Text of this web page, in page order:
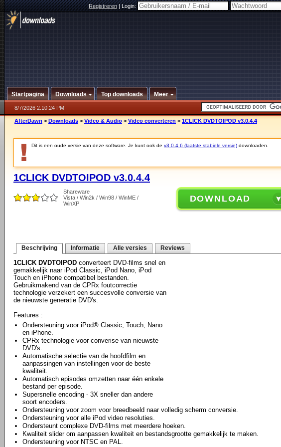
Registreren|Login:
Startpagina Downloads Top downloads Meer
8/7/2026 2:10:24 PM
AfterDawn > Downloads > Video & Audio > Video converteren > 1CLICK DVDTOIPOD v3.0.4.4
Dit is een oude versie van deze software. Je kunt ook de v3.0.4.6 (laatste stabiele versie) downloaden.
1CLICK DVDTOIPOD v3.0.4.4
Shareware
Vista / Win2k / Win98 / WinME /
WinXP
DOWNLOAD
Beschrijving Informatie Alle versies Reviews
1CLICK DVDTOIPOD converteert DVD-films snel en
gemakkelijk naar iPod Classic, iPod Nano, iPod
Touch en iPhone compatibel bestanden.
Gebruikmakend van de CPRx foutcorrectie
technologie verzekert een succesvolle conversie van
de nieuwste generatie DVD's.
Features :
Ondersteuning voor iPod® Classic, Touch, Nano
en iPhone.
CPRx technologie voor converise van nieuwste
DVD's.
Automatische selectie van de hoofdfilm en
aanpassingen van instellingen voor de beste
kwaliteit.
Automatisch episodes omzetten naar één enkele
bestand per episode.
Supersnelle encoding - 3X sneller dan andere
soort encoders.
Ondersteuning voor zoom voor breedbeeld naar volledig scherm conversie.
Ondersteuning voor alle iPod video resoluties.
Ondersteunt complexe DVD-films met meerdere hoeken.
Kwaliteit slider om aanpassen kwaliteit en bestandsgrootte gemakkelijk te maken.
Ondersteuning voor NTSC en PAL.